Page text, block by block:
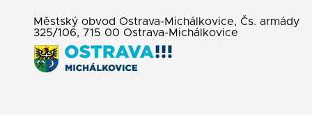
Městský obvod Ostrava-Michálkovice, Čs. armády
325/106, 715 00 Ostrava-Michálkovice